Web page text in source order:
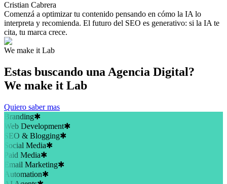
Cristian Cabrera
Comenzá a optimizar tu contenido pensando en cómo la IA lo
interpreta y recomienda. El futuro del SEO es generativo: si la IA te
cita, tu marca crece.
We make it Lab
Estas buscando unaAgencia Digital?
We make it Lab
Quiero saber mas
Branding✱
Web Development✱
SEO & Blogging✱
Social Media✱
Paid Media✱
Email Marketing✱
Automation✱